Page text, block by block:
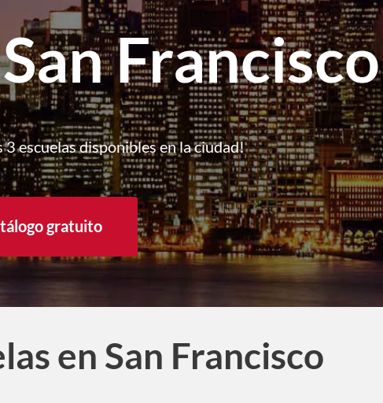
Francisco
3 escuelas disponibles en la ciudad!
gratuito
en San Francisco